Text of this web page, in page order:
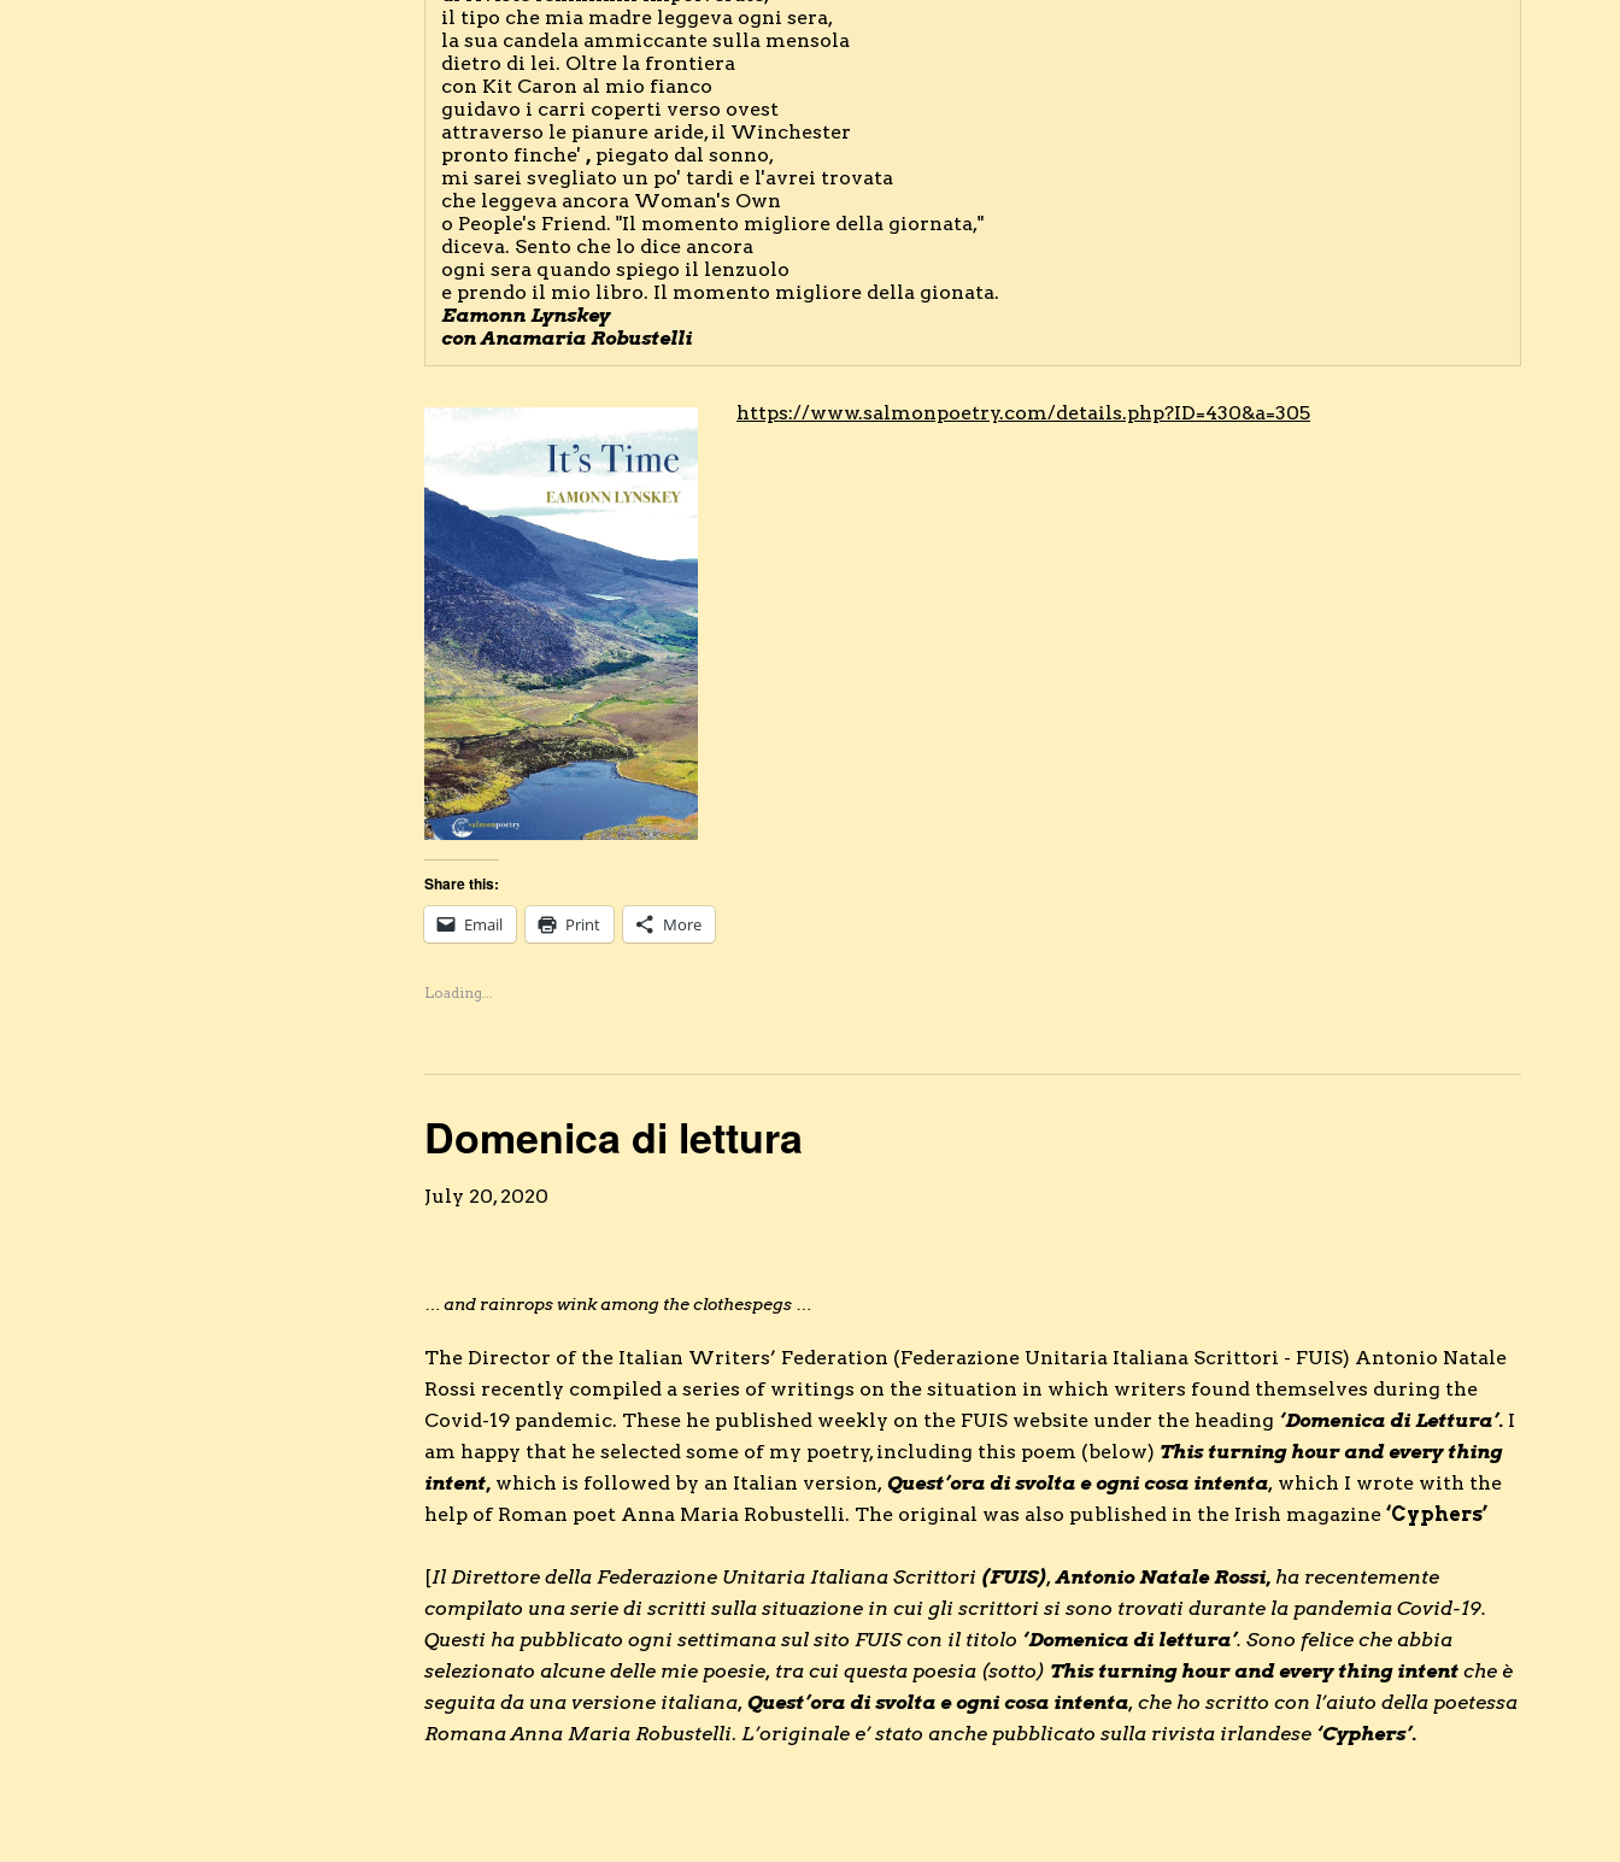
il tipo che mia madre leggeva ogni sera,
la sua candela ammiccante sulla mensola
dietro di lei. Oltre la frontiera
con Kit Caron al mio fianco
guidavo i carri coperti verso ovest
attraverso le pianure aride, il Winchester
pronto finche' , piegato dal sonno,
mi sarei svegliato un po' tardi e l'avrei trovata
che leggeva ancora Woman's Own
o People's Friend. "Il momento migliore della giornata,"
diceva. Sento che lo dice ancora
ogni sera quando spiego il lenzuolo
Eamonn Lynskey
con Anamaria Robustelli
https://www.salmonpoetry.com/details.php?ID=430&a=305
Share this:
Email
Print More
Loading...
Domenica di lettura
July 20, 2020
… and rainrops wink among the clothespegs …
The Director of the Italian Writers’ Federation (Federazione Unitaria Italiana Scrittori - FUIS) Antonio Natale
Rossi recently compiled a series of writings on the situation in which writers found themselves during the
Covid-19 pandemic. These he published weekly on the FUIS website under the heading ‘Domenica di Lettura’. I
am happy that he selected some of my poetry, including this poem (below) This turning hour and every thing
intent, which is followed by an Italian version, Quest’ora di svolta e ogni cosa intenta, which I wrote with the
help of Roman poet Anna Maria Robustelli. The original was also published in the Irish magazine ‘Cyphers’
[Il Direttore della Federazione Unitaria Italiana Scrittori (FUIS),Antonio Natale Rossi, ha recentemente
compilato una serie di scritti sulla situazione in cui gli scrittori si sono trovati durante la pandemia Covid-19.
Questi ha pubblicato ogni settimana sul sito FUIS con il titolo ‘Domenica di lettura’. Sono felice che abbia
selezionato alcune delle mie poesie, tra cui questa poesia (sotto) This turning hour and every thing intent che è
seguita da una versione italiana, Quest’ora di svolta e ogni cosa intenta, che ho scritto con l’aiuto della poetessa
Romana Anna Maria Robustelli. L’originale e’ stato anche pubblicato sulla rivista irlandese ‘Cyphers’.